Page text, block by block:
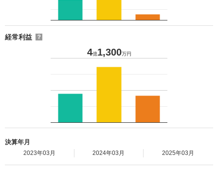
経常利益 ？
4億1,300万円
決算年月
2023年03月 2024年03月 2025年03月